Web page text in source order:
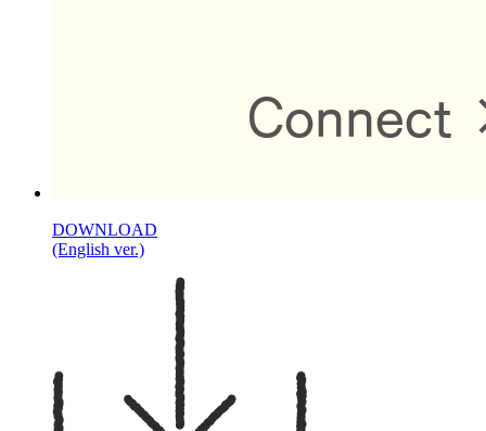
DOWNLOAD
(English ver.)